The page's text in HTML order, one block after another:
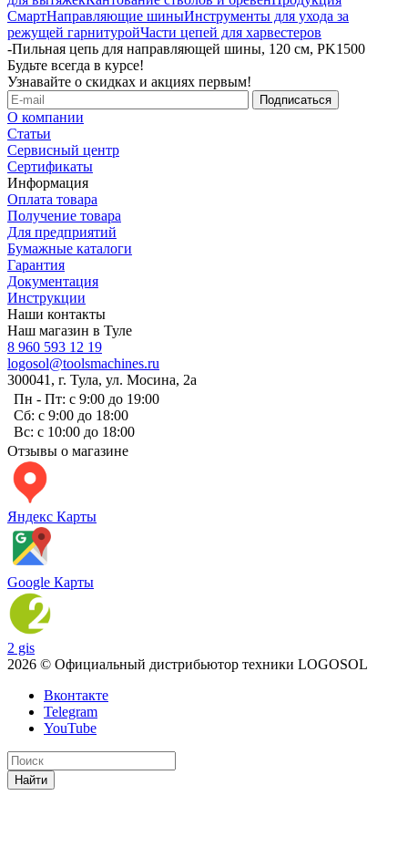
СмартНаправляющие шиныИнструменты для ухода за
режущей гарнитуройЧасти цепей для харвестеров
-Пильная цепь для направляющей шины, 120 см, PK1500
Будьте всегда в курсе!
Узнавайте о скидках и акциях первым!
О компании
Статьи
Сервисный центр
Сертификаты
Информация
Оплата товара
Получение товара
Для предприятий
Бумажные каталоги
Гарантия
Документация
Инструкции
Наши контакты
Наш магазин в Туле
8 960 593 12 19
logosol@toolsmachines.ru
300041, г. Тула, ул. Мосина, 2а
Пн - Пт: с 9:00 до 19:00
Сб: с 9:00 до 18:00
Вс: с 10:00 до 18:00
Отзывы о магазине
Яндекс Карты
Google Карты
2 gis
2026 © Официальный дистрибьютор техники LOGOSOL
Вконтакте
Telegram
YouTube
Найти